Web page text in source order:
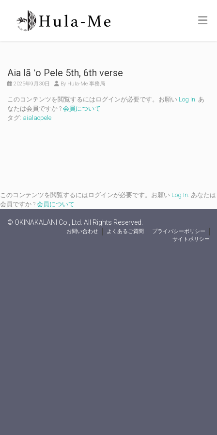
Aia lā ʻo Pele 5th, 6th verse
2025年9月30日 By Hula-Me 事務局
このコンテンツを閲覧するにはログインが必要です。お願い Log In. あ
なたは会員ですか ? 会員について
タグ: aialaopele
このコンテンツを閲覧するにはログインが必要です。お願い Log In. あなたは
会員ですか ? 会員について
© OKINAKALANI Co., Ltd. All Rights Reserved.
お問い合わせ よくあるご質問
プライバシーポリシー
サイトポリシー